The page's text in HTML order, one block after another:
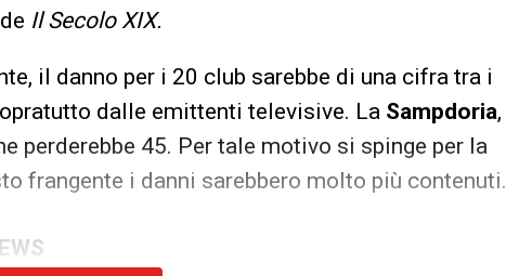
Il Secolo XIX.
il danno per i 20 club sarebbe di una cifra tra i
dalle emittenti televisive. La Sampdoria,
perderebbe 45. Per tale motivo si spinge per la
frangente i danni sarebbero molto più contenuti.